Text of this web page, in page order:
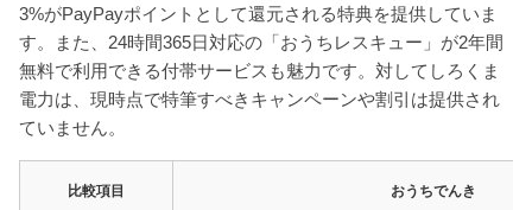
3%がPayPayポイントとして還元される特典を提供していま
す。また、24時間365日対応の「おうちレスキュー」が2年間
無料で利用できる付帯サービスも魅力です。対してしろくま
電力は、現時点で特筆すべきキャンペーンや割引は提供され
ていません。
比較項目 おうちでんき